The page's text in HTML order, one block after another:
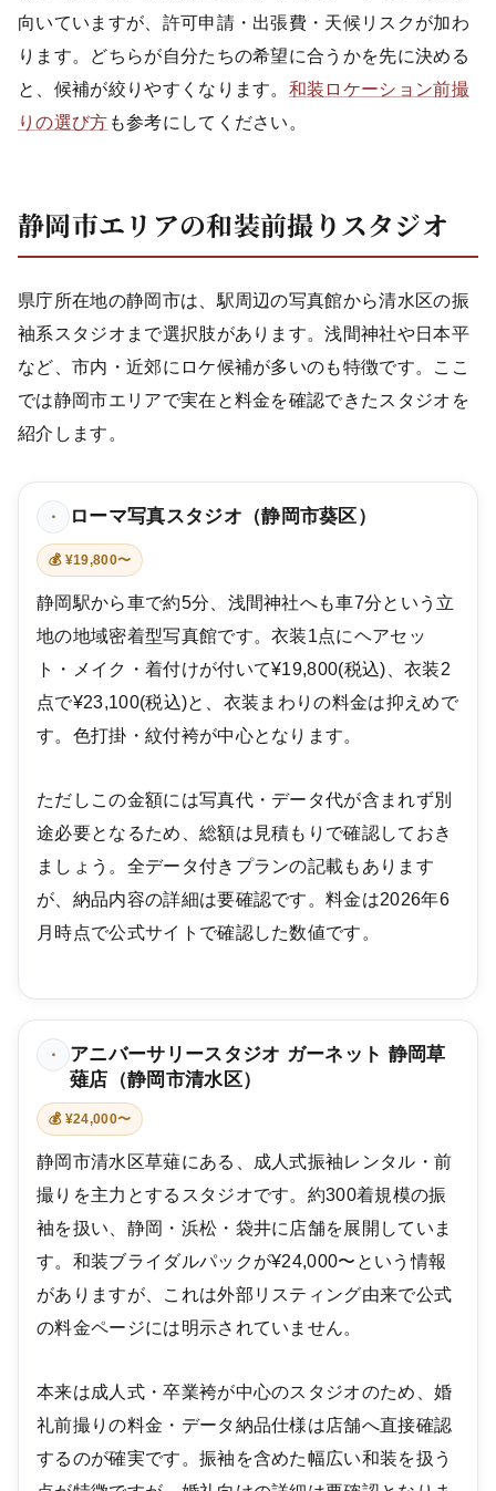
向いていますが、許可申請・出張費・天候リスクが加わ
ります。どちらが自分たちの希望に合うかを先に決める
と、候補が絞りやすくなります。 和装ロケーション前撮
りの選び方 も参考にしてください。
静岡市エリアの和装前撮りスタジオ
県庁所在地の静岡市は、駅周辺の写真館から清水区の振
袖系スタジオまで選択肢があります。浅間神社や日本平
など、市内・近郊にロケ候補が多いのも特徴です。ここ
では静岡市エリアで実在と料金を確認できたスタジオを
紹介します。
・ ローマ写真スタジオ（静岡市葵区）
💰 ¥19,800〜
静岡駅から車で約5分、浅間神社へも車7分という立
地の地域密着型写真館です。衣装1点にヘアセッ
ト・メイク・着付けが付いて¥19,800(税込)、衣装2
点で¥23,100(税込)と、衣装まわりの料金は抑えめで
す。色打掛・紋付袴が中心となります。
ただしこの金額には写真代・データ代が含まれず別
途必要となるため、総額は見積もりで確認しておき
ましょう。全データ付きプランの記載もあります
が、納品内容の詳細は要確認です。料金は2026年6
月時点で公式サイトで確認した数値です。
・
アニバーサリースタジオ ガーネット 静岡草
薙店（静岡市清水区）
💰 ¥24,000〜
静岡市清水区草薙にある、成人式振袖レンタル・前
撮りを主力とするスタジオです。約300着規模の振
袖を扱い、静岡・浜松・袋井に店舗を展開していま
す。和装ブライダルパックが¥24,000〜という情報
がありますが、これは外部リスティング由来で公式
の料金ページには明示されていません。
本来は成人式・卒業袴が中心のスタジオのため、婚
礼前撮りの料金・データ納品仕様は店舗へ直接確認
するのが確実です。振袖を含めた幅広い和装を扱う